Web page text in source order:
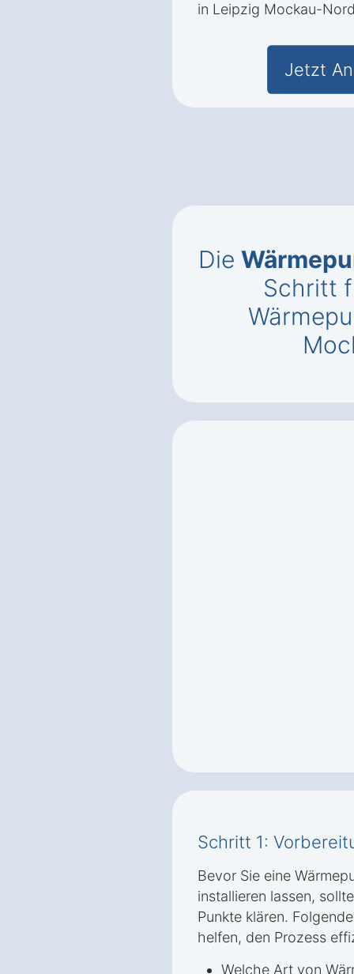
in Leipzig Mockau-
Jetzt
Die
Schritt
Schritt 1:
Bevor Sie eine
installieren lassen,
Punkte klären.
helfen, den Prozess
Welche Art von